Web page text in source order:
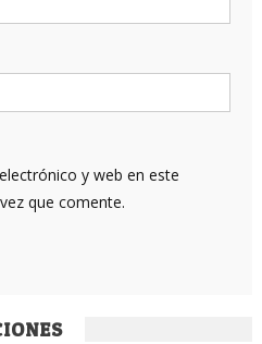
y web en este
que comente.